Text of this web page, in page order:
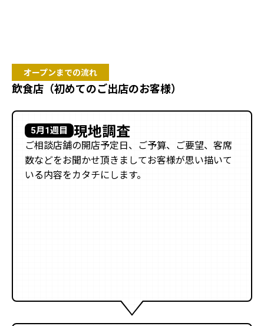
飲食店（初めてのご出店のお客様）
5月1週目 現地調査
ご相談店舗の開店予定日、ご予算、ご要望、客席
数などをお聞かせ頂きましてお客様が思い描いて
いる内容をカタチにします。